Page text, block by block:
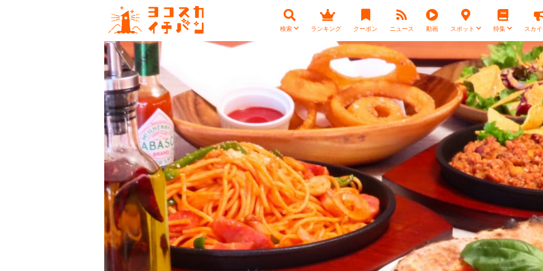
検索 ランキング クーポン ニュース 動画 スポット 特集 スカ